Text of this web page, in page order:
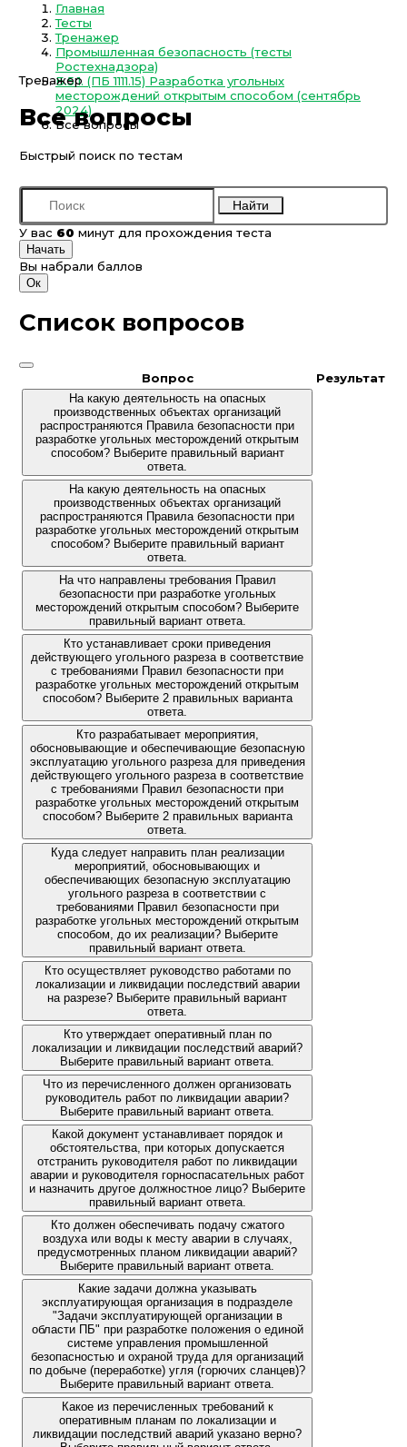
Главная
Тесты
Тренажер
Промышленная безопасность (тесты
Ростехнадзора)
Б.5.1. (ПБ 1111.15) Разработка угольных
месторождений открытым способом (сентябрь
2024)
Все вопросы
Тренажер
Все вопросы
Быстрый поиск по тестам
Найти
У вас 60 минут для прохождения теста
Начать
Вы набрали баллов
Ок
Список вопросов
Вопрос Результат
На какую деятельность на опасных
производственных объектах организаций
распространяются Правила безопасности при
разработке угольных месторождений открытым
способом? Выберите правильный вариант
ответа.
На какую деятельность на опасных
производственных объектах организаций
распространяются Правила безопасности при
разработке угольных месторождений открытым
способом? Выберите правильный вариант
ответа.
На что направлены требования Правил
безопасности при разработке угольных
месторождений открытым способом? Выберите
правильный вариант ответа.
Кто устанавливает сроки приведения
действующего угольного разреза в соответствие
с требованиями Правил безопасности при
разработке угольных месторождений открытым
способом? Выберите 2 правильных варианта
ответа.
Кто разрабатывает мероприятия,
обосновывающие и обеспечивающие безопасную
эксплуатацию угольного разреза для приведения
действующего угольного разреза в соответствие
с требованиями Правил безопасности при
разработке угольных месторождений открытым
способом? Выберите 2 правильных варианта
ответа.
Куда следует направить план реализации
мероприятий, обосновывающих и
обеспечивающих безопасную эксплуатацию
угольного разреза в соответствии с
требованиями Правил безопасности при
разработке угольных месторождений открытым
способом, до их реализации? Выберите
правильный вариант ответа.
Кто осуществляет руководство работами по
локализации и ликвидации последствий аварии
на разрезе? Выберите правильный вариант
ответа.
Кто утверждает оперативный план по
локализации и ликвидации последствий аварий?
Выберите правильный вариант ответа.
Что из перечисленного должен организовать
руководитель работ по ликвидации аварии?
Выберите правильный вариант ответа.
Какой документ устанавливает порядок и
обстоятельства, при которых допускается
отстранить руководителя работ по ликвидации
аварии и руководителя горноспасательных работ
и назначить другое должностное лицо? Выберите
правильный вариант ответа.
Кто должен обеспечивать подачу сжатого
воздуха или воды к месту аварии в случаях,
предусмотренных планом ликвидации аварий?
Выберите правильный вариант ответа.
Какие задачи должна указывать
эксплуатирующая организация в подразделе
"Задачи эксплуатирующей организации в
области ПБ" при разработке положения о единой
системе управления промышленной
безопасностью и охраной труда для организаций
по добыче (переработке) угля (горючих сланцев)?
Выберите правильный вариант ответа.
Какое из перечисленных требований к
оперативным планам по локализации и
ликвидации последствий аварий указано верно?